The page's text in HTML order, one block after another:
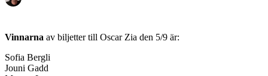
Vinnarna av biljetter till Oscar Zia den 5/9 är:
Sofia Bergli
Jouni Gadd